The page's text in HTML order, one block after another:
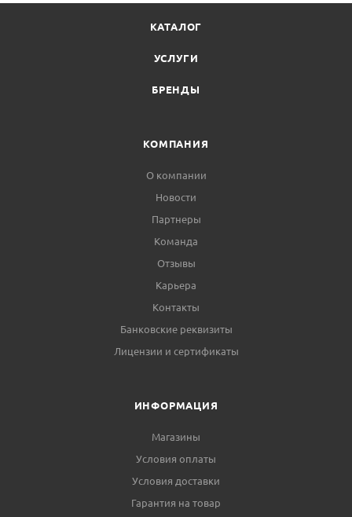
КАТАЛОГ
УСЛУГИ
БРЕНДЫ
КОМПАНИЯ
О компании
Новости
Партнеры
Команда
Отзывы
Карьера
Контакты
Банковские реквизиты
Лицензии и сертификаты
ИНФОРМАЦИЯ
Магазины
Условия оплаты
Условия доставки
Гарантия на товар